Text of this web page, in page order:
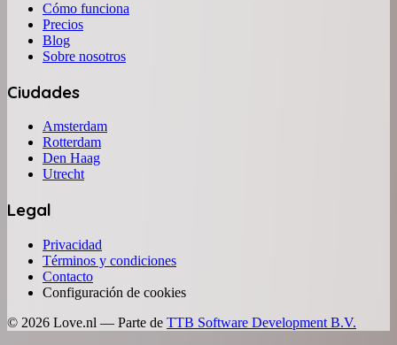
Cómo funciona
Precios
Blog
Sobre nosotros
Ciudades
Amsterdam
Rotterdam
Den Haag
Utrecht
Legal
Privacidad
Términos y condiciones
Contacto
Configuración de cookies
© 2026 Love.nl — Parte de TTB Software Development B.V.